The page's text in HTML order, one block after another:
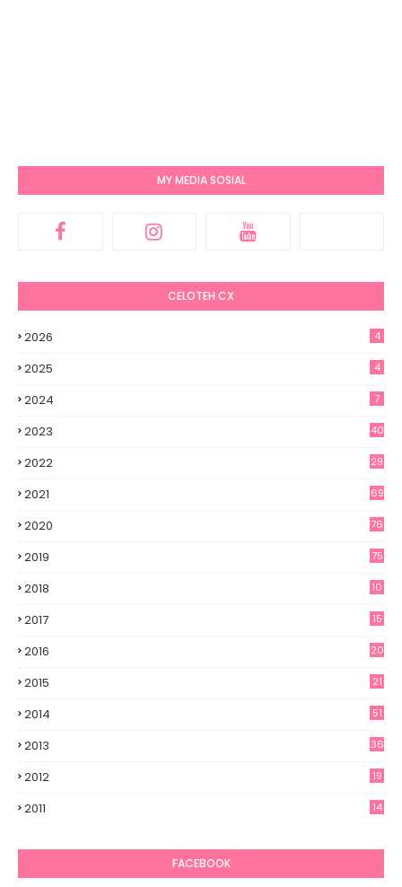
MY MEDIA SOSIAL
CELOTEH CX
2026 4
2025 4
2024 7
2023 40
2022 29
2021 69
2020 76
2019 75
2018 10
2017 15
2016 20
2015 21
2014 51
2013 36
2012
19
2011
14
FACEBOOK